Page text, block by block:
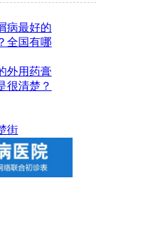
病最好的
全国有哪
外用药膏
很清楚？
街